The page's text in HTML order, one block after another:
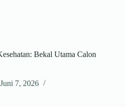
Bekal Utama Calon
Juni 7, 2026